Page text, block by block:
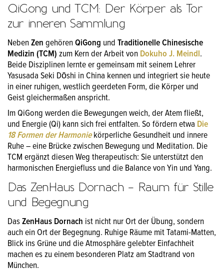
QiGong und TCM: Der Körper als Tor
zur inneren Sammlung
NebenZen gehörenQiGong und Traditionelle Chinesische
Medizin (TCM) zum Kern der Arbeit von Dokuho J. Meindl.
Beide Disziplinen lernte er gemeinsam mit seinem Lehrer
Yasusada Seki Dōshi in China kennen und integriert sie heute
in einer ruhigen, westlich geerdeten Form, die Körper und
Geist gleichermaßen anspricht.
Im QiGong werden die Bewegungen weich, der Atem fließt,
und Energie (Qi) kann sich frei entfalten. So fördern etwa Die
18 Formen der Harmoniekörperliche Gesundheit und innere
Ruhe – eine Brücke zwischen Bewegung und Meditation. Die
TCM ergänzt diesen Weg therapeutisch: Sie unterstützt den
harmonischen Energiefluss und die Balance von Yin und Yang.
Das ZenHaus Dornach – Raum für Stille
und Begegnung
DasZenHaus Dornach ist nicht nur Ort der Übung, sondern
auch ein Ort der Begegnung. Ruhige Räume mit Tatami-Matten,
Blick ins Grüne und die Atmosphäre gelebter Einfachheit
machen es zu einem besonderen Platz am Stadtrand von
München.